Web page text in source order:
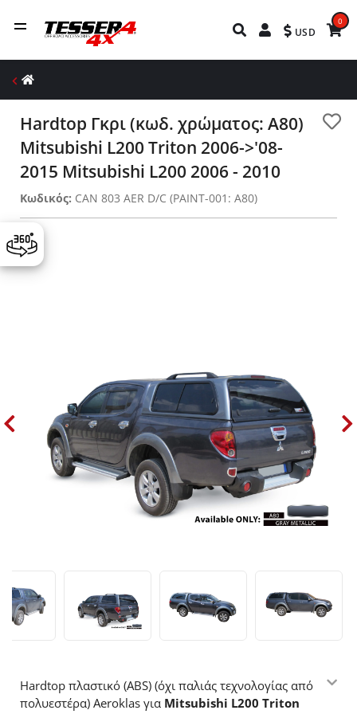
USD
0
Hardtop Γκρι (κωδ. χρώματος: A80)
Mitsubishi L200 Triton 2006->'08-
2015 Mitsubishi L200 2006 - 2010
Κωδικός: CAN 803 AER D/C (PAINT-001: A80)
Hardtop πλαστικό (ABS) (όχι παλιάς τεχνολογίας από
πολυεστέρα) Aeroklas για Mitsubishi L200 Triton